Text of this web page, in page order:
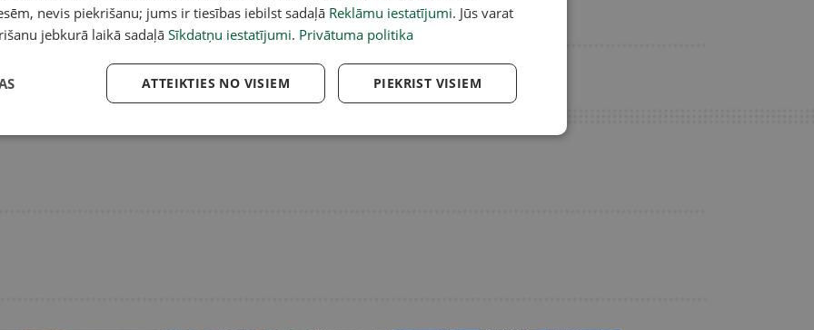
nevis piekrišanu; jums ir tiesības iebilst sadaļā Reklāmu iestatījumi. Jūs varat
jebkurā laikā sadaļāSīkdatņu iestatījumi. Privātuma politika
PIEKRIST VISIEM
ATTEIKTIES NO VISIEM